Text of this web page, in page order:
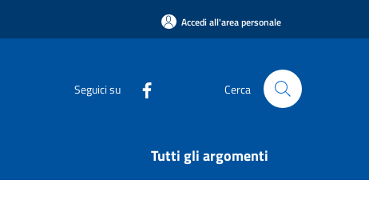
Accedi all'area personale
Seguici su Cerca
Tutti gli argomenti